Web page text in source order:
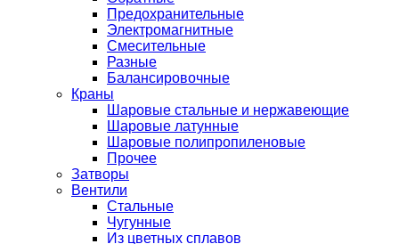
Предохранительные
Электромагнитные
Смесительные
Разные
Балансировочные
Краны
Шаровые стальные и нержавеющие
Шаровые латунные
Шаровые полипропиленовые
Прочее
Затворы
Вентили
Стальные
Чугунные
Из цветных сплавов